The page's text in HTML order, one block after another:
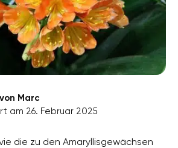
Marc
am 26. Februar 2025
die zu den Amaryllisgewächsen